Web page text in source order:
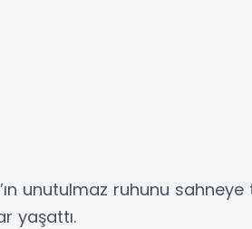
unutulmaz ruhunu sahneye
yaşattı.